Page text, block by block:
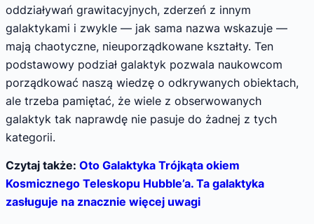
oddziaływań grawitacyjnych, zderzeń z innym
galaktykami i zwykle — jak sama nazwa wskazuje —
mają chaotyczne, nieuporządkowane kształty. Ten
podstawowy podział galaktyk pozwala naukowcom
porządkować naszą wiedzę o odkrywanych obiektach,
ale trzeba pamiętać, że wiele z obserwowanych
galaktyk tak naprawdę nie pasuje do żadnej z tych
kategorii.
Czytaj także: Oto Galaktyka Trójkąta okiem
Kosmicznego Teleskopu Hubble’a. Ta galaktyka
zasługuje na znacznie więcej uwagi